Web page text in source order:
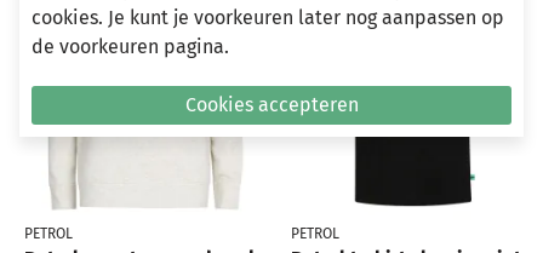
PETROL PETROL
cookies. Je kunt je voorkeuren later nog aanpassen op
de voorkeuren pagina.
Cookies accepteren